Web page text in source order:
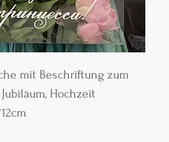
mit Beschriftung zum
Hochzeit